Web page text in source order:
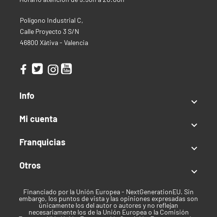
Polígono Industrial C,
Calle Proyecto 3 S/N
46800 Xàtiva - Valencia
Info

Mi cuenta

Franquicias

Otros

Financiado por la Unión Europea - NextGenerationEU. Sin
embargo, los puntos de vista y las opiniones expresadas son
únicamente los del autor o autores y no reflejan
necesariamente los de la Unión Europea o la Comisión